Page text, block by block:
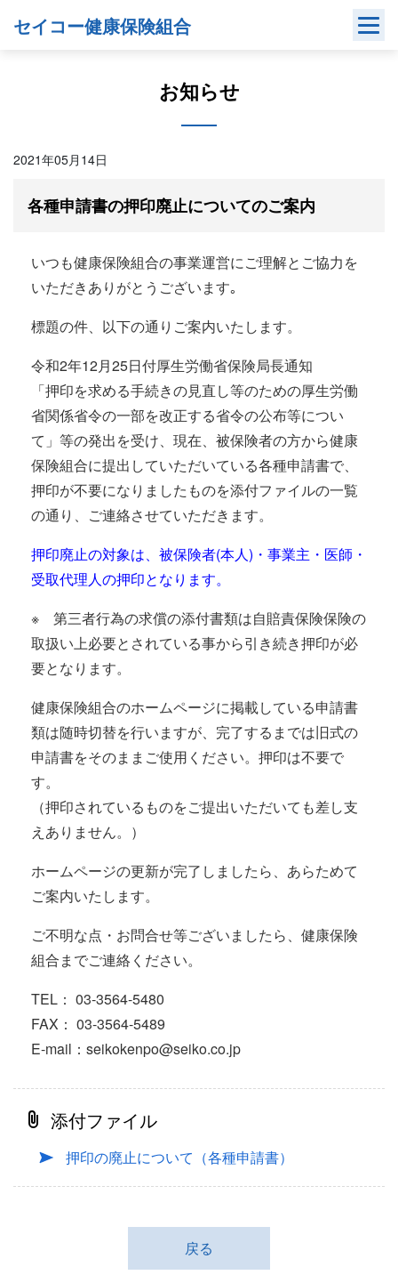
セイコー健康保険組合
お知らせ
2021年05月14日
各種申請書の押印廃止についてのご案内
いつも健康保険組合の事業運営にご理解とご協力を
いただきありがとうございます｡
標題の件、以下の通りご案内いたします。
令和2年12月25日付厚生労働省保険局長通知
「押印を求める手続きの見直し等のための厚生労働
省関係省令の一部を改正する省令の公布等につい
て」等の発出を受け、現在、被保険者の方から健康
保険組合に提出していただいている各種申請書で、
押印が不要になりましたものを添付ファイルの一覧
の通り、ご連絡させていただきます。
押印廃止の対象は、被保険者(本人)・事業主・医師・
受取代理人の押印となります。
※ 第三者行為の求償の添付書類は自賠責保険保険の
取扱い上必要とされている事から引き続き押印が必
要となります。
健康保険組合のホームページに掲載している申請書
類は随時切替を行いますが、完了するまでは旧式の
申請書をそのままご使用ください。押印は不要で
す。
（押印されているものをご提出いただいても差し支
えありません。）
ホームページの更新が完了しましたら、あらためて
ご案内いたします。
ご不明な点・お問合せ等ございましたら、健康保険
組合までご連絡ください。
TEL： 03-3564-5480
FAX： 03-3564-5489
E-mail：seikokenpo@seiko.co.jp
添付ファイル
押印の廃止について（各種申請書）
戻る